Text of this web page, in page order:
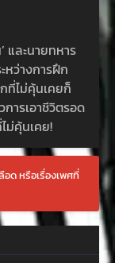
และนายทหาร
หว่างการฝึก
ที่ไม่คุ้นเคยก็
ารเอาชีวิตรอด
ม่คุ้นเคย!
อด หรือเรื่องเพศที่